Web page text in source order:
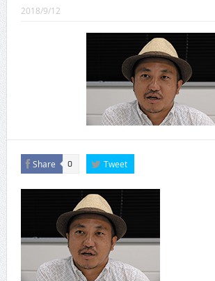
CINEMA×STYLE 286号
CINEMA×STYLE 285号
CINEMA×STYLE 294号
2018/9/12
Share 0 Tweet